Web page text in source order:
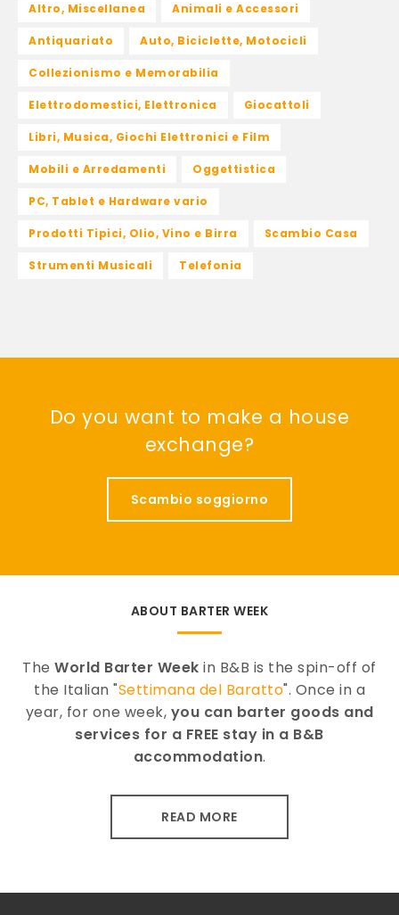
Altro, Miscellanea Animali e Accessori
Antiquariato Auto, Biciclette, Motocicli
Collezionismo e Memorabilia
Elettrodomestici, Elettronica Giocattoli
Libri, Musica, Giochi Elettronici e Film
Mobili e Arredamenti Oggettistica
PC, Tablet e Hardware vario
Prodotti Tipici, Olio, Vino e Birra Scambio Casa
Strumenti Musicali Telefonia
Do you want to make a house
exchange?
Scambio soggiorno
ABOUT BARTER WEEK
TheWorld Barter Week in B&B is the spin-off of
the Italian "Settimana del Baratto". Once in a
year, for one week, you can barter goods and
services for a FREE stay in a B&B
accommodation.
READ MORE